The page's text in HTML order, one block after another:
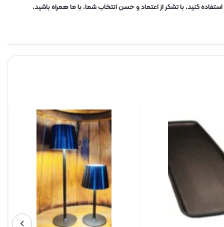
کنید. با تشکر از اعتماد و حسن انتخاب شما. با ما همراه باشید.